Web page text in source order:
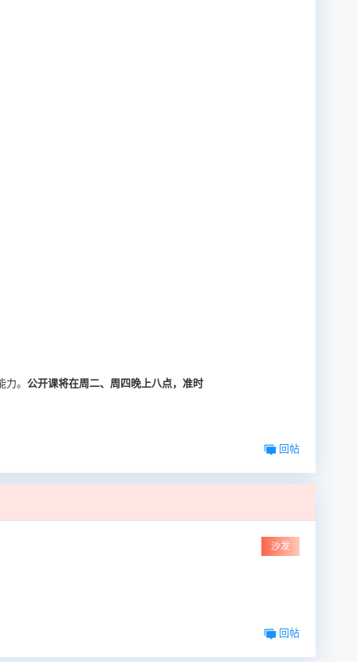
。 公开课将在周二、周四晚上八点，准时
回帖
沙发
回帖